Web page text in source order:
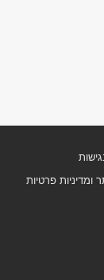
ומדיניות פרטיות